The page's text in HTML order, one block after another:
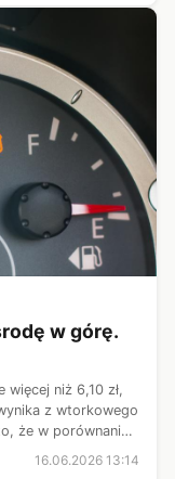
w górę.
niż 6,10 zł,
z wtorkowego
że w porównaniu
16.06.2026 13:14